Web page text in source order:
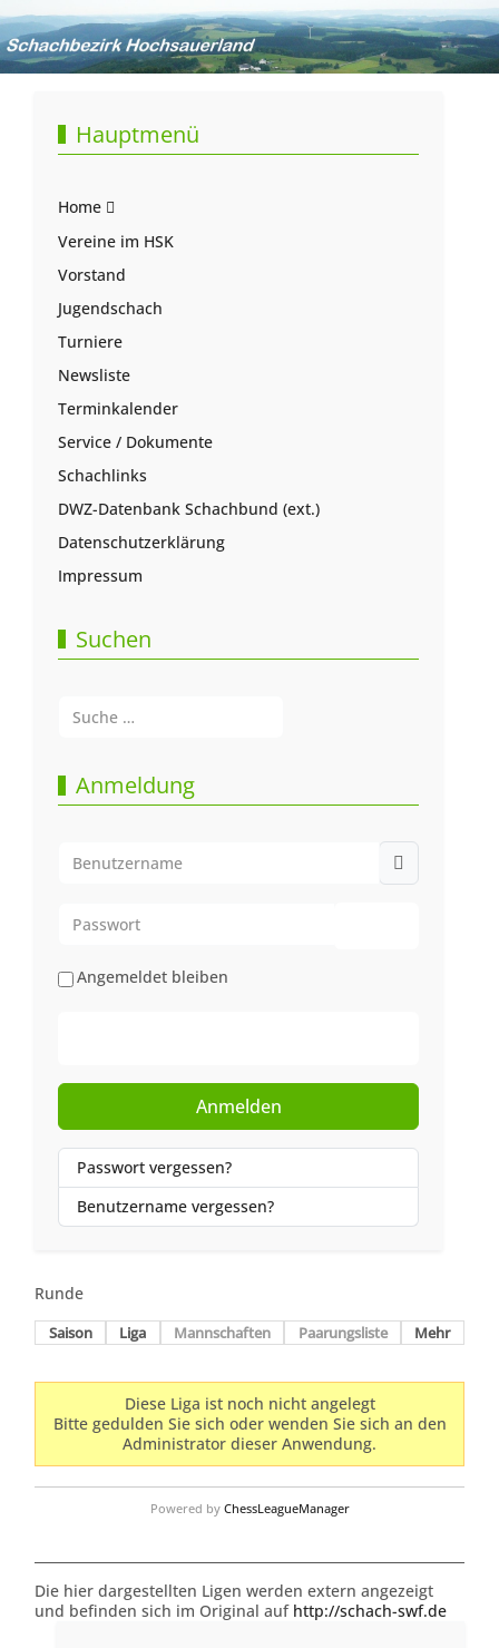
Hauptmenü
Home
Vereine im HSK
Vorstand
Jugendschach
Turniere
Newsliste
Terminkalender
Service / Dokumente
Schachlinks
DWZ-Datenbank Schachbund (ext.)
Datenschutzerklärung
Impressum
Suchen
Anmeldung
Angemeldet bleiben
Anmelden
Passwort vergessen?
Benutzername vergessen?
Runde
Saison Liga Mannschaften Paarungsliste Mehr
Diese Liga ist noch nicht angelegt
Bitte gedulden Sie sich oder wenden Sie sich an den
Administrator dieser Anwendung.
Powered by ChessLeagueManager
Die hier dargestellten Ligen werden extern angezeigt
und befinden sich im Original auf http://schach-swf.de